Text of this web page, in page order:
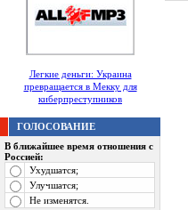
Легкие деньги: Украина
превращается в Мекку для
киберпреступников
ГОЛОСОВАНИЕ
В ближайшее время отношения с
Россией:
Ухудшатся;
Улучшатся;
Не изменятся.